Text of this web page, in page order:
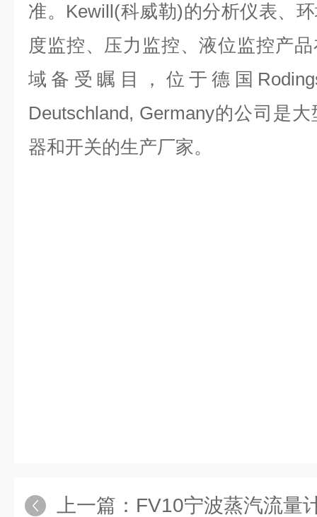
准。Kewill(科威勒)的分析仪表、
度监控、压力监控、液位监控产
域备受瞩目，位于德国
Deutschland, Germany的公司是
器和开关的生产厂家。
上一篇： FV10宁波蒸汽流量